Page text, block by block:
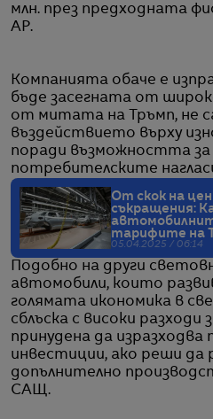
млн. през предходната
AP.
Компанията обаче е
бъде засегната от
от митата на Тръмп, не
въздействието върху
поради възможността за
потребителските
От скок на
съкращения:
тарифите на
05.04.2025 / 06:14
Подобно на други
автомобили, които
голямата икономика в
сблъска с високи разходи
принудена да изразходва
инвестиции, ако реши да
допълнително
САЩ.